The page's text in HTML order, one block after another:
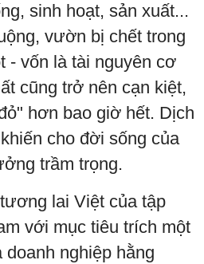
sinh hoạt, sản xuất...
vườn bị chết trong
- vốn là tài nguyên cơ
cũng trở nên cạn kiệt,
hơn bao giờ hết. Dịch
cho đời sống của
trầm trọng.
lai Việt của tập
với mục tiêu trích một
nghiệp hằng